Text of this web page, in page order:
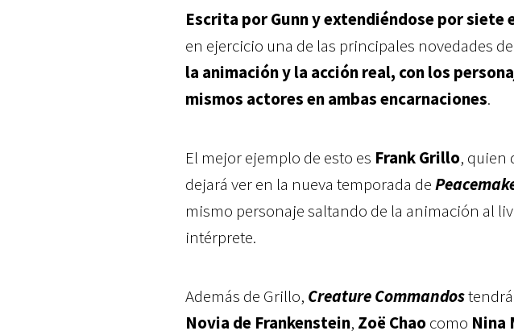
Escrita por Gunn y extendiéndose por siete
en ejercicio una de las principales novedades
la animación y la acción real, con los
mismos actores en ambas encarnaciones.
El mejor ejemplo de esto es Frank Grillo, quien
dejará ver en la nueva temporada de
mismo personaje saltando de la animación al
intérprete.
Además de Grillo, Creature Commandos
Novia de Frankenstein, Zoë Chaocomo Nina